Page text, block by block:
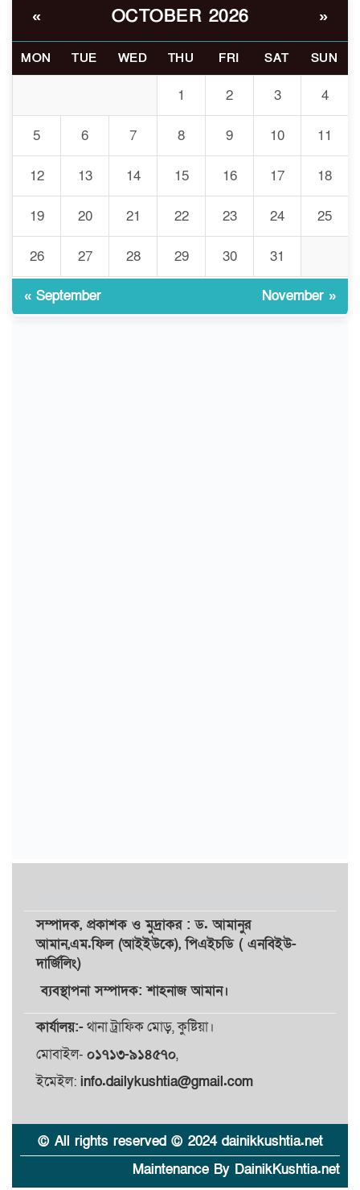
৬
ইসলামী বিশ্ববিদ্যালয়র ৪৪
তৎপরতার অভিযোগ/ তদন্তে
গঠিত হলো উচ্চপর্যায়ের কমিটি
৭
মাত্র ৯১ টন ভারতীয় মরিচেই
কেজি দাম কে ধরে রেখেছিল?
৮
জুলাই আন্দোলন ছিল সম্মিলিত,
লক্ষ্য হওয়া উচিত ঐক্য ও
রাষ্ট্রগঠন
৯
ভোরে ঝিনাইদহ সীমান্তে জটলা
দেখে বিএসএফের রাবার বুলেট,
« OCTOBER 2026 »
MON TUE WED THU FRI SAT SUN
1 2 3 4
5 6 7 8 9 10 11
12 13 14 15 16 17 18
19 20 21 22 23 24 25
26 27 28 29 30 31
« September November »
সম্পাদক, প্রকাশকওমুদ্রাকর: ড. আমানুর
আমান,এম.ফিল (আইইউকে), পিএইচডি ( এনবিইউ-
দার্জিলিং)
ব্যবস্থাপনা সম্পাদক: শাহনাজ আমান।
কার্যালয়:-থানা ট্রাফিক মোড়, কুষ্টিয়া।
মোবাইল- ০১৭১৩-৯১৪৫৭০,
ইমেইল: info.dailykushtia@gmail.com
© All rights reserved © 2024 dainikkushtia.net
Maintenance By DainikKushtia.net